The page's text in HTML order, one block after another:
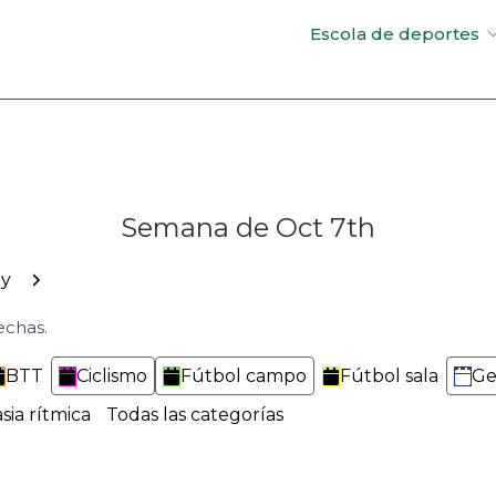
Escola de deportes
Semana de Oct 7th
Siguiente
BTT Ciclismo Fútbol campo Fútbol sala
rítmica
Todas las categorías